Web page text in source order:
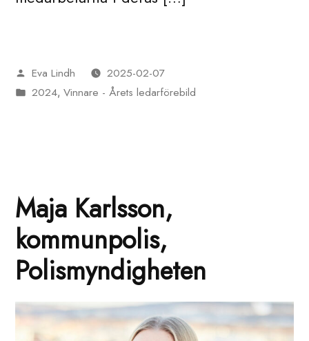
Publicerat
av
Eva Lindh 2025-02-07
Publicerat
2024, Vinnare - Årets ledarförebild
Maja Karlsson,
kommunpolis,
Polismyndigheten